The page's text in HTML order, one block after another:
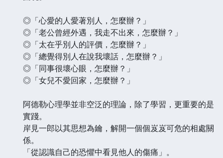
◎「心愛的人愛著別人，怎麼辦？」
◎「老公曾經外遇，我走不出來，怎麼辦？」
◎「太在乎別人的評價，怎麼辦？」
◎「總覺得別人在說我壞話，怎麼辦？」
◎「同事很壞心眼，怎麼辦？」
◎「女兒不愛回家，怎麼辦？」
阿德勒心理學並非空泛的理論，除了學習，更重要的是
實踐。
岸見一郎以其思想為鑰，解開一個個岌岌可危的相處關
係。
「從認識自己的恐懼中看見他人的傷痛」。